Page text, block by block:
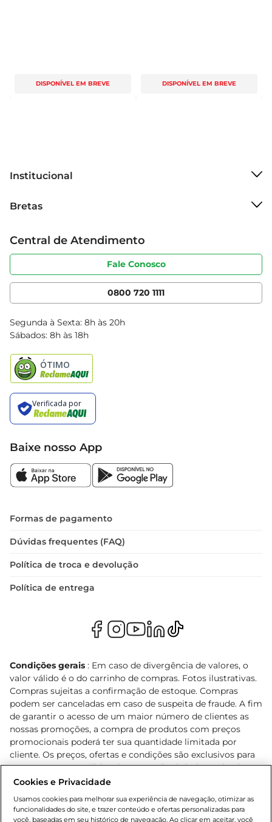
DISPONÍVEL EM BREVE DISPONÍVEL EM BREVE
Institucional
Grupo Cencosud
Sobre privacidade
Portal do fornecedor
Cencosud Media
Bretas
Produtos Bretas
Código de ética
Serviços
Clube Bretas
Blog Bretas
Black Friday
Central de Atendimento
Fale Conosco
0800 720 1111
Segunda à Sexta: 8h às 20h
Sábados: 8h às 18h
Baixe nosso App
Formas de pagamento
Dúvidas frequentes (FAQ)
Política de troca e devolução
Política de entrega
Condições gerais : Em caso de divergência de valores, o
valor válido é o do carrinho de compras. Fotos ilustrativas.
Compras sujeitas a confirmação de estoque. Compras
podem ser canceladas em caso de suspeita de fraude. A fim
de garantir o acesso de um maior número de clientes as
nossas promoções, a compra de produtos com preços
promocionais poderá ter sua quantidade limitada por
cliente. Os preços, ofertas e condições são exclusivos para
o e-commerce e válidos durante o dia de hoje, podendo
sofrer alterações sem prévia notificação. Proibida a venda
Lei n.º 8069/90, art. 81, inciso II (Estatuto da Criança e do
Adolescente). Preços e condições exclusivos para o
Cookies e Privacidade
Usamos cookies para melhorar sua experiência de navegação, otimizar as
funcionalidades do site, e trazer conteúdo e ofertas personalizadas para
você, baseadas em seu histórico de navegação. Ao clicar em aceitar, você